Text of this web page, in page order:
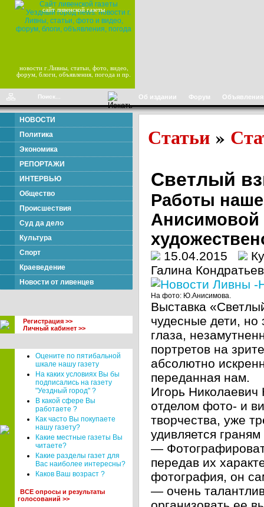
сайт ливенской газеты
новости г.Ливны, статьи, фото, видео,
форум, блоги, объявления, погода и пр.
Об издании Форум Объявления
НОВОСТИ
Политика
Экономика
РЕПОРТАЖИ
ИНТЕРВЬЮ
Общество
Происшествия
Суд да дело
Культура
Спорт
Краеведение
Новости от ливенцев
Регистрация >>
Личный кабинет >>
Оцените по пятибальной
шкале нашу газету
На каких условиях Вы бы
подписались на газету
"Уездный город" ?
В какой сфере Вы
работаете ?
Как часто Вы покупаете
нашу газету?
Какие местные газеты Вы
читаете?
Какие разделы газет для
Вас наиболее интересны?
Каков Ваш возраст ?
ВСЕ опросы и результаты
голосований >>
Статьи »
Светлый
Работы
Анисимовой
15.04.2015
Галина
На фото: Ю.Анисимова.
Выставка
чудесные дети, но
глаза,
портретов на
абсолютно
переданная нам.
Игорь Николаевич
отделом фото- и
творчества, уже
удивляется
—
передав их
фотография, он
— очень